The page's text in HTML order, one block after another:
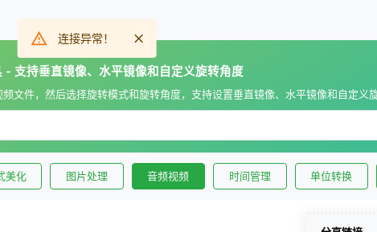
- 支持垂直镜像、水平镜像和自定义旋转角度
文件，然后选择旋转模式和旋转角度，支持设置垂直镜像、水平镜像和自定义旋
美化 图片处理 音频视频 时间管理 单位转换
连接异常！